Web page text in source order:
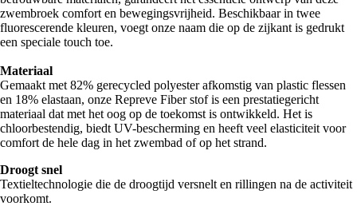
zwembroek comfort en bewegingsvrijheid. Beschikbaar in twee
fluorescerende kleuren, voegt onze naam die op de zijkant is gedrukt
een speciale touch toe.
Materiaal
Gemaakt met 82% gerecycled polyester afkomstig van plastic flessen
en 18% elastaan, onze Repreve Fiber stof is een prestatiegericht
materiaal dat met het oog op de toekomst is ontwikkeld. Het is
chloorbestendig, biedt UV-bescherming en heeft veel elasticiteit voor
comfort de hele dag in het zwembad of op het strand.
Droogt snel
Textieltechnologie die de droogtijd versnelt en rillingen na de activiteit
voorkomt.